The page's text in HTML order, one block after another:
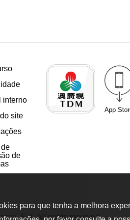
interno
site
de
App
S.A. All rights reserved
para que tenha a melhora